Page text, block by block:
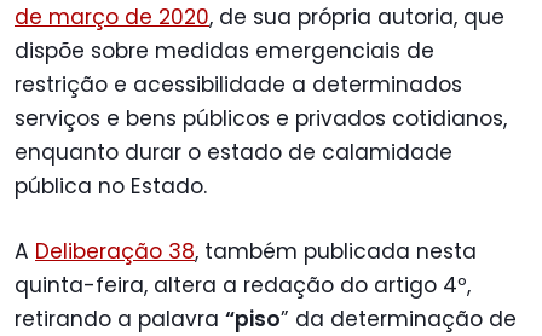
de março de 2020, de sua própria autoria, que
dispõe sobre medidas emergenciais de
restrição e acessibilidade a determinados
serviços e bens públicos e privados cotidianos,
enquanto durar o estado de calamidade
pública no Estado.
A Deliberação 38, também publicada nesta
quinta-feira, altera a redação do artigo 4º,
retirando a palavra “piso” da determinação de